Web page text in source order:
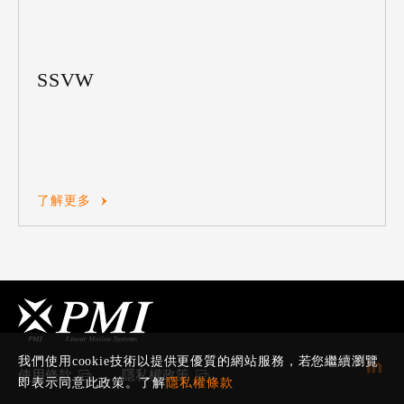
SSVW
了解更多
使用條款 隱私權政策
我們使用cookie技術以提供更優質的網站服務，若您繼續瀏覽
即表示同意此政策。了解隱私權條款